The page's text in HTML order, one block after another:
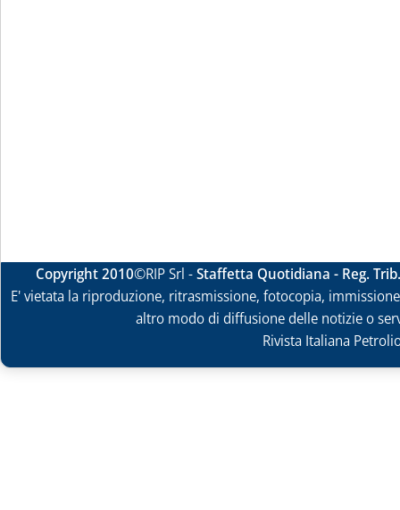
Copyright 2010©RIP Srl -Staffetta Quotidiana - Reg.
E' vietata la riproduzione, ritrasmissione, fotocopia,
altro modo di diffusione delle notizie o
Rivista Italiana